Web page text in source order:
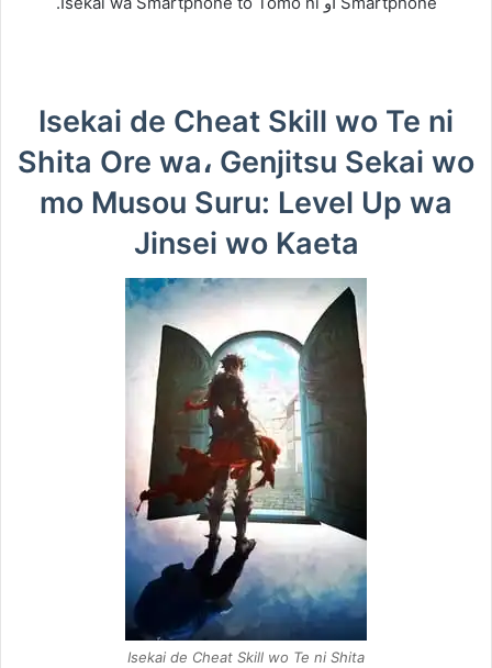
Isekai de Cheat Skill wo Te ni
Shita Ore wa، Genjitsu Sekai wo
mo Musou Suru: Level Up wa
Jinsei wo Kaeta
Isekai de Cheat Skill wo Te ni Shita